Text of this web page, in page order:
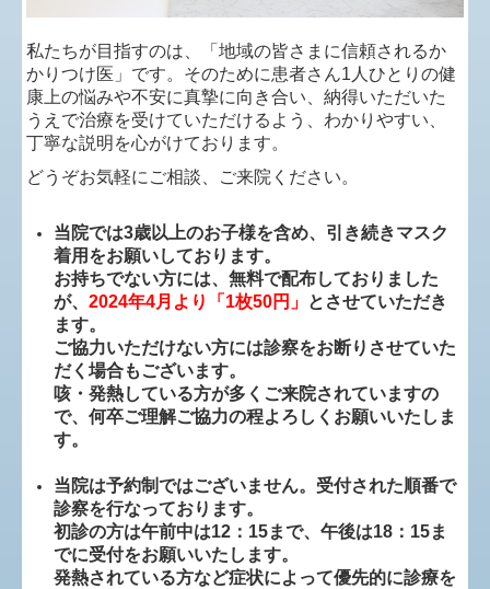
私たちが目指すのは、「地域の皆さまに信頼されるか
かりつけ医」です。そのために患者さん1人ひとりの健
康上の悩みや不安に真摯に向き合い、納得いただいた
うえで治療を受けていただけるよう、わかりやすい、
丁寧な説明を心がけております。
どうぞお気軽にご相談、ご来院ください。
当院では3歳以上のお子様を含め、引き続きマスク
着用をお願いしております。
お持ちでない方には、無料で配布しておりました
が、2024年4月より「1枚50円」 と させていただき
ます。
ご協力いただけない方には診察をお断りさせていた
だく場合もございます。
咳・発熱している方が多くご来院されていますの
で、何卒ご理解ご協力の程よろしくお願いいたしま
す。
当院は予約制ではございません。受付された順番で
診察を行なっております。
初診の方は午前中は12：15まで、午後は18：15ま
でに受付をお願いいたします。
発熱されている方など症状によって優先的に診療を